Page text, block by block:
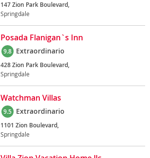
147 Zion Park Boulevard,
Springdale
Posada Flanigan`s Inn
9.8 Extraordinario
428 Zion Park Boulevard,
Springdale
Watchman Villas
9.5 Extraordinario
1101 Zion Boulevard,
Springdale